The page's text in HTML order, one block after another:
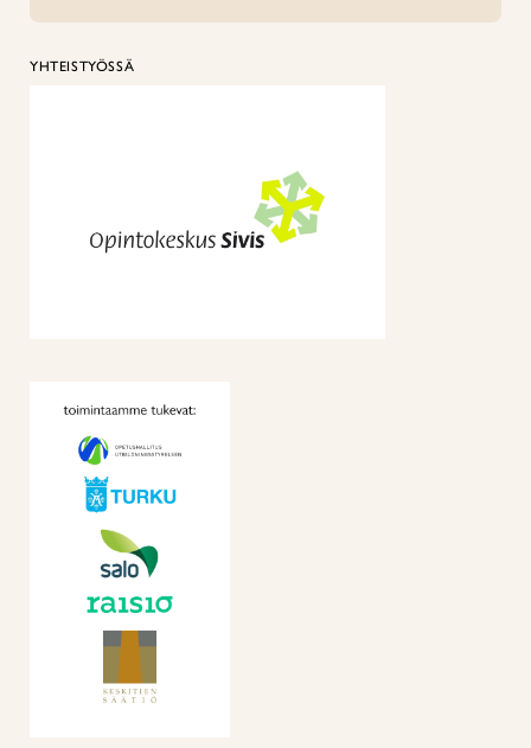
YHTEISTYÖSSÄ